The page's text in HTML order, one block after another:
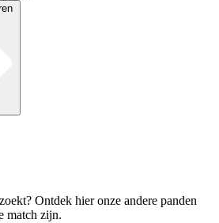
Ontdek hier onze andere panden
match zijn.